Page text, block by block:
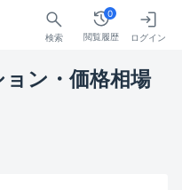
検索 閲覧履歴
0
ログイン
ン・価格相場